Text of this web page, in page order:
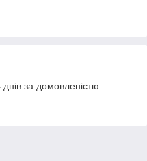
за домовленістю